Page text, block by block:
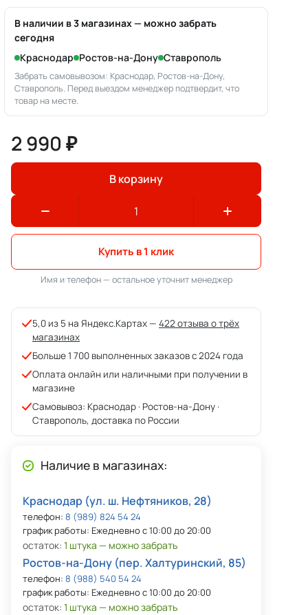
В наличии в 3 магазинах — можно забрать
сегодня
Краснодар Ростов-на-Дону Ставрополь
Забрать самовывозом: Краснодар, Ростов-на-Дону,
Ставрополь. Перед выездом менеджер подтвердит, что
товар на месте.
2 990 ₽
В корзину
Купить в 1 клик
Имя и телефон — остальное уточнит менеджер
5,0 из 5 на Яндекс.Картах — 422 отзыва о трёх
магазинах
Больше 1 700 выполненных заказов с 2024 года
Оплата онлайн или наличными при получении в
магазине
Самовывоз: Краснодар · Ростов-на-Дону ·
Ставрополь, доставка по России
Наличие в магазинах:
Краснодар (ул. ш. Нефтяников, 28)
телефон: 8 (989) 824 54 24
график работы: Ежедневно с 10:00 до 20:00
остаток: 1 штука — можно забрать
Ростов-на-Дону (пер. Халтуринский, 85)
телефон: 8 (988) 540 54 24
график работы: Ежедневно с 10:00 до 20:00
остаток: 1 штука — можно забрать